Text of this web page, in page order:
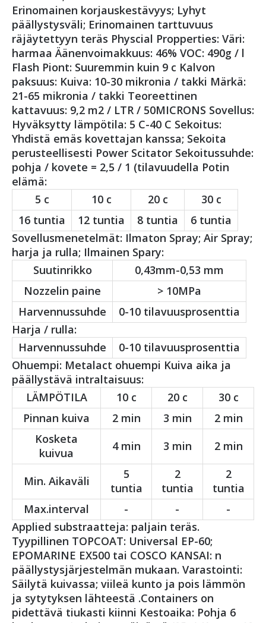
Erinomainen korjauskestävyys; Lyhyt
päällystysväli; Erinomainen tarttuvuus
räjäytettyyn teräs Physcial Propperties: Väri:
harmaa Äänenvoimakkuus: 46% VOC: 490g / l
Flash Piont: Suuremmin kuin 9 c Kalvon
paksuus: Kuiva: 10-30 mikronia / takki Märkä:
21-65 mikronia / takki Teoreettinen
kattavuus: 9,2 m2 / LTR / 50MICRONS Sovellus:
Hyväksytty lämpötila: 5 C-40 C Sekoitus:
Yhdistä emäs kovettajan kanssa; Sekoita
perusteellisesti Power Scitator Sekoitussuhde:
pohja / kovete = 2,5 / 1 (tilavuudella Potin
elämä:
5 c
10 c 20 c
30 c
16 tuntia
12 tuntia 8 tuntia
6 tuntia
Sovellusmenetelmät: Ilmaton Spray; Air Spray;
harja ja rulla; Ilmainen Spary:
Suutinrikko
0,43mm-0,53 mm
Nozzelin paine
> 10MPa
Harvennussuhde
0-10 tilavuusprosenttia
Harja / rulla:
Harvennussuhde
0-10 tilavuusprosenttia
Ohuempi: Metalact ohuempi Kuiva aika ja
päällystävä intraltaisuus:
LÄMPÖTILA
10 c 20 c
30 c
Pinnan kuiva
2 min 3 min
2 min
Kosketa
kuivua
4 min 3 min 2 min
Min. Aikaväli
5
tuntia
2
tuntia
2
tuntia
Max.interval
- -
-
Applied substraatteja: paljain teräs.
Tyypillinen TOPCOAT: Universal EP-60;
EPOMARINE EX500 tai COSCO KANSAI: n
päällystysjärjestelmän mukaan. Varastointi:
Säilytä kuivassa; viileä kunto ja pois lämmön
ja sytytyksen lähteestä .Containers on
pidettävä tiukasti kiinni Kestoaika: Pohja 6